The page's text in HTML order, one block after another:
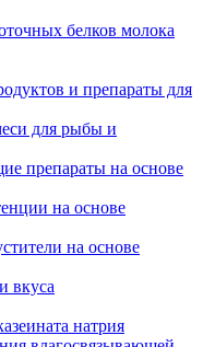
белков молока
и препараты для
для рыбы и
препараты на основе
на основе
на основе
вкуса
натрия